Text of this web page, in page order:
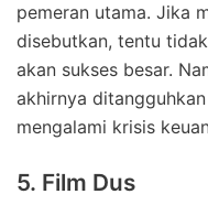
pemeran utama. Jika
disebutkan, tentu
akan sukses besar.
akhirnya
mengalami krisis
5. Film Dus